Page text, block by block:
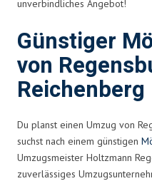
unverbindliches Angebot!
Günstiger
von
Reichenberg
Du planst einen Umzug von
suchst nach einem günstigen
Umzugsmeister Holtzmann
zuverlässiges